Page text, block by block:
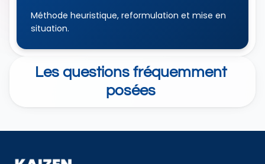
Méthode heuristique, reformulation et mise en
situation.
Les questions fréquemment
posées